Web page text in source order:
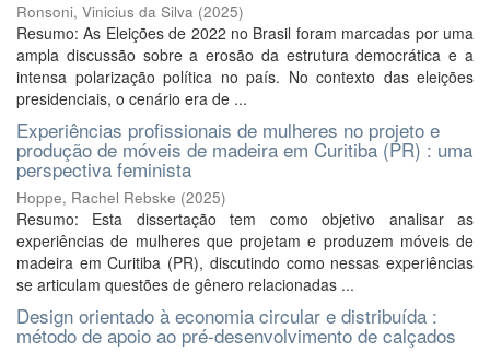
Ronsoni, Vinicius da Silva (2025)
Resumo: As Eleições de 2022 no Brasil foram marcadas por uma
ampla discussão sobre a erosão da estrutura democrática e a
intensa polarização política no país. No contexto das eleições
presidenciais, o cenário era de ...
Experiências profissionais de mulheres no projeto e
produção de móveis de madeira em Curitiba (PR) : uma
perspectiva feminista
Hoppe, Rachel Rebske (2025)
Resumo: Esta dissertação tem como objetivo analisar as
experiências de mulheres que projetam e produzem móveis de
madeira em Curitiba (PR), discutindo como nessas experiências
se articulam questões de gênero relacionadas ...
Design orientado à economia circular e distribuída :
método de apoio ao pré-desenvolvimento de calçados